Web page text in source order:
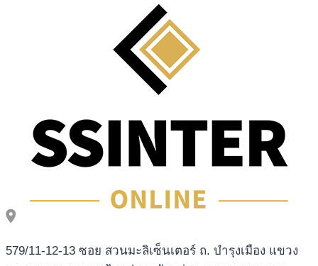
579/11-12-13 ซอย สวนมะลิเซ็นเตอร์ ถ. บำรุงเมือง แขวง